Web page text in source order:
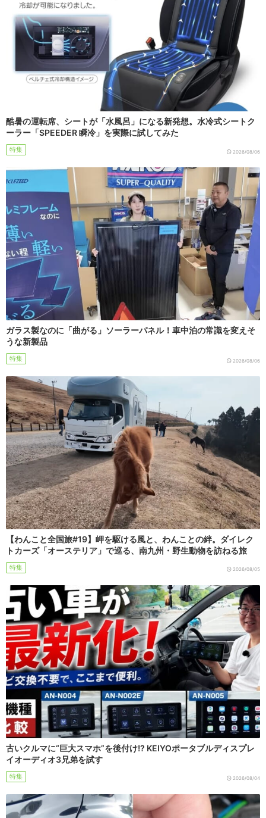
酷暑の運転席、シートが「水風呂」になる新発想。水冷式シートク
ーラー「SPEEDER 瞬冷」を実際に試してみた
特集 2026/08/06
ガラス製なのに「曲がる」ソーラーパネル！車中泊の常識を変えそ
うな新製品
特集 2026/08/06
【わんこと全国旅#19】岬を駆ける風と、わんことの絆。ダイレク
トカーズ「オーステリア」で巡る、南九州・野生動物を訪ねる旅
特集 2026/08/05
古いクルマに“巨大スマホ”を後付け!? KEIYOポータブルディスプレ
イオーディオ3兄弟を試す
特集 2026/08/04